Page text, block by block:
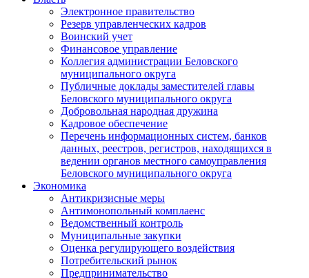
Электронное правительство
Резерв управленческих кадров
Воинский учет
Финансовое управление
Коллегия администрации Беловского
муниципального округа
Публичные доклады заместителей главы
Беловского муниципального округа
Добровольная народная дружина
Кадровое обеспечение
Перечень информационных систем, банков
данных, реестров, регистров, находящихся в
ведении органов местного самоуправления
Беловского муниципального округа
Экономика
Антикризисные меры
Антимонопольный комплаенс
Ведомственный контроль
Муниципальные закупки
Оценка регулирующего воздействия
Потребительский рынок
Предпринимательство